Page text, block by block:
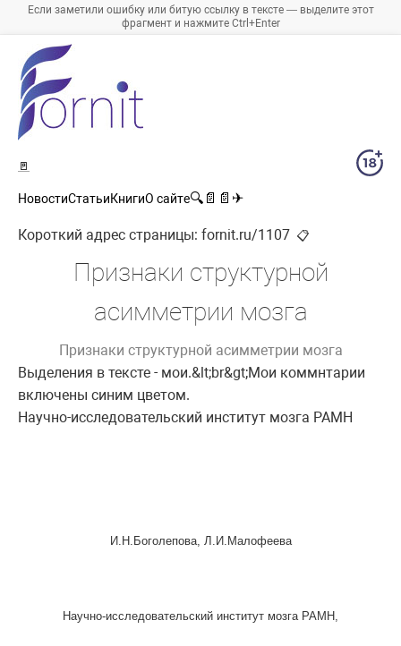
Если заметили ошибку или битую ссылку в тексте — выделите этот
фрагмент и нажмите Ctrl+Enter
🚪
НовостиСтатьиКнигиО сайте🔍 📄 📄 ✈
Короткий адрес страницы: fornit.ru/1107 📋
Признаки структурной
асимметрии мозга
Признаки структурной асимметрии мозга
Выделения в тексте - мои.&lt;br&gt;Мои коммнтарии
включены синим цветом.
Научно-исследовательский институт мозга РАМН
И.Н.Боголепова, Л.И.Малофеева
Научно-исследовательский институт мозга РАМН,